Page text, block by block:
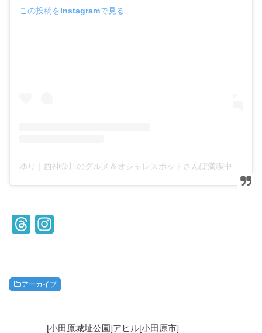
この投稿をInstagramで見る
T
a
gr
アーカイブ
[小田原城址公園]アヒル[小田原市]